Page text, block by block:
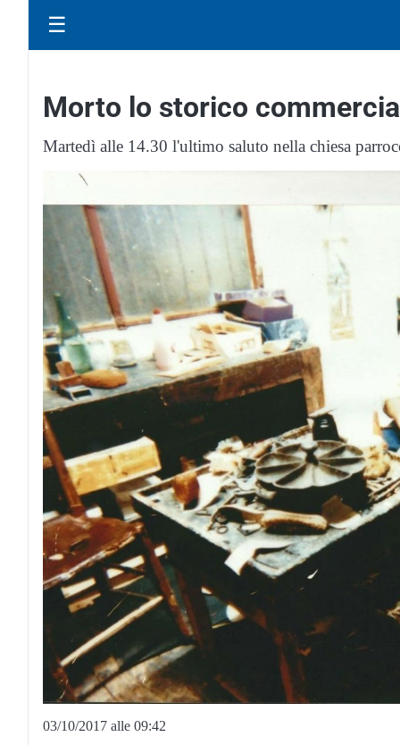
☰
Morto lo storico
Martedì alle 14.30 l'ultimo saluto nella chiesa
03/10/2017 alle 09:42